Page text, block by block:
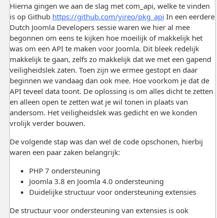
Hierna gingen we aan de slag met com_api, welke te vinden
is op Github https://github.com/yireo/pkg_api In een eerdere
Dutch Joomla Developers sessie waren we hier al mee
begonnen om eens te kijken hoe moeilijk of makkelijk het
was om een API te maken voor Joomla. Dit bleek redelijk
makkelijk te gaan, zelfs zo makkelijk dat we met een gapend
veiligheidslek zaten. Toen zijn we ermee gestopt en daar
beginnen we vandaag dan ook mee. Hoe voorkom je dat de
API teveel data toont. De oplossing is om alles dicht te zetten
en alleen open te zetten wat je wil tonen in plaats van
andersom. Het veiligheidslek was gedicht en we konden
vrolijk verder bouwen.
De volgende stap was dan wel de code opschonen, hierbij
waren een paar zaken belangrijk:
PHP 7 ondersteuning
Joomla 3.8 en Joomla 4.0 ondersteuning
Duidelijke structuur voor ondersteuning extensies
De structuur voor ondersteuning van extensies is ook